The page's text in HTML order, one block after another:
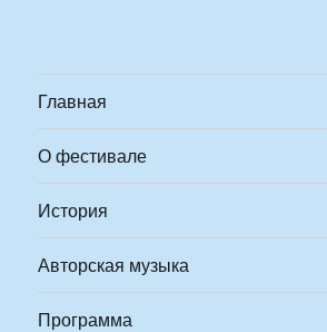
Главная
О фестивале
История
Авторская музыка
Программа